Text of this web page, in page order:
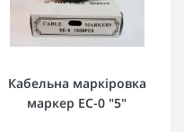
Кабельна маркіровка
маркер EC-0 "5"